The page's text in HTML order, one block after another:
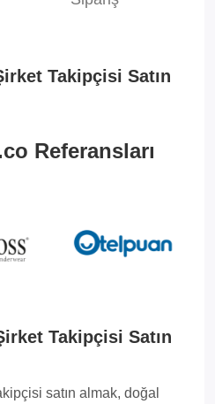
Takipçisi Satın
Referansları
Takipçisi Satın
satın almak, doğal